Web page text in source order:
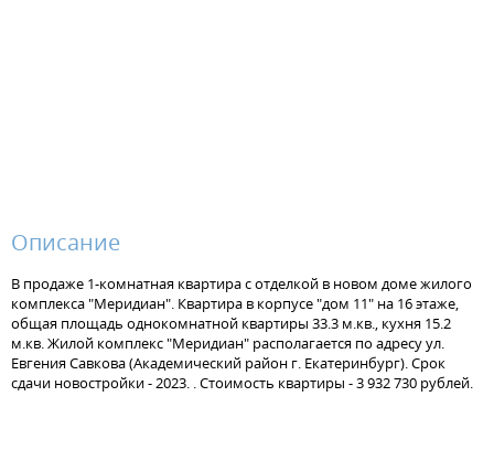
Описание
В продаже 1-комнатная квартира с отделкой в новом доме жилого
комплекса "Меридиан". Квартира в корпусе "дом 11" на 16 этаже,
общая площадь однокомнатной квартиры 33.3 м.кв., кухня 15.2
м.кв. Жилой комплекс "Меридиан" располагается по адресу ул.
Евгения Савкова (Академический район г. Екатеринбург). Срок
сдачи новостройки - 2023. . Стоимость квартиры - 3 932 730 рублей.